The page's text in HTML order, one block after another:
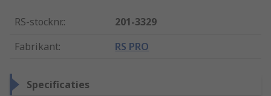
RS-stocknr.:
201-3329
Fabrikant: RS PRO
Specificaties